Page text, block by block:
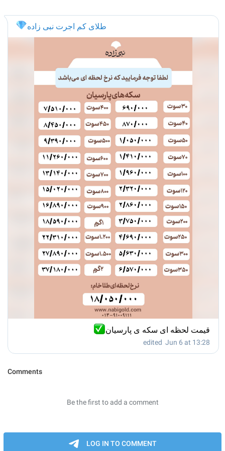
طلای کم اجرت نبی زاده
💎
قیمت لحظه ای سکه ی پارسیان
✅
edited Jun 6 at 13:28
Comments
Be the first to add a comment
LOG IN TO COMMENT